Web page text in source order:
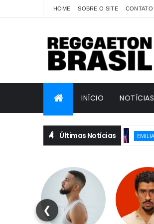
HOME SOBRE O SITE CONTATO
INÍCIO NOTÍCIAS
Últimas NotíciasEMILIA MERNES
❮